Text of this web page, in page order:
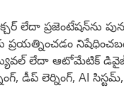
ప్రజెంటేషన్‌ను
లేదా ఆటోమేటిక్
లెర్నింగ్, AI